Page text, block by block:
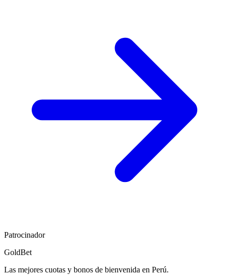
Patrocinador
GoldBet
Las mejores cuotas y bonos de bienvenida en Perú.